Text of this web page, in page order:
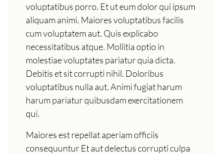
voluptatibus porro. Et ut eum dolor qui ipsum
aliquam animi. Maiores voluptatibus facilis
cum voluptatem aut. Quis explicabo
necessitatibus atque. Mollitia optio in
molestiae voluptates pariatur quia dicta.
Debitis et sit corrupti nihil. Doloribus
voluptatibus nulla aut. Animi fugiat harum
harum pariatur quibusdam exercitationem
qui.
Maiores est repellat aperiam officiis
consequuntur Et aut delectus corrupti culpa